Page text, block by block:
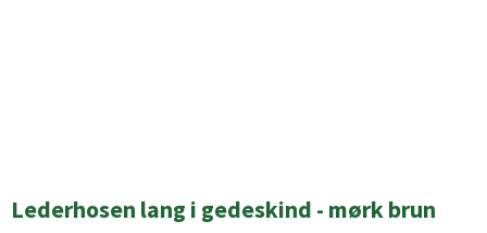
Lederhosen lang i gedeskind - mørk brun